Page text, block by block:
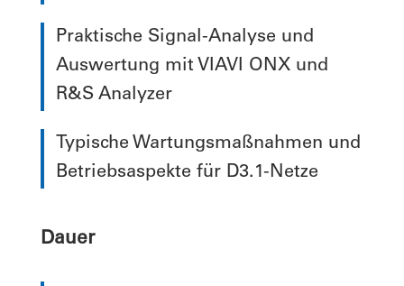
Praktische Signal-Analyse und
Auswertung mit VIAVI ONX und
R&S Analyzer
Typische Wartungsmaßnahmen und
Betriebsaspekte für D3.1-Netze
Dauer